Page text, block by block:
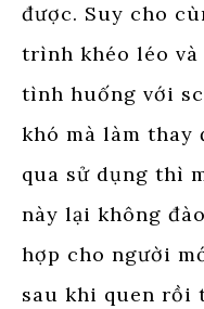
được. Suy cho
trình khéo léo
tình huống với
khó mà làm thay
qua sử dụng thì
này lại không
hợp cho người
sau khi quen rồi